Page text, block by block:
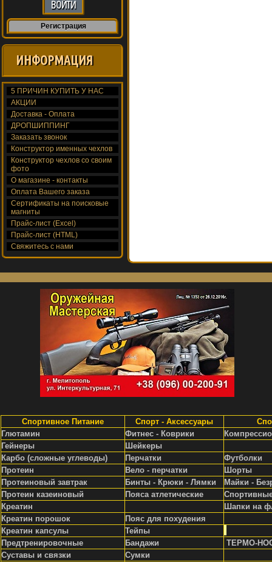
Регистрация
ИНФОРМАЦИЯ
5 ПРИЧИН КУПИТЬ У НАС
АКЦИИ
Доставка - Оплата
ДРОПШИППИНГ
Заказать звонок
Конструктор именных чехлов
Конструктор чехлов со своим
фото
О магазине - контакты
Оплата Вашего заказа
Сертификаты на поисковые
магниты
Прайс-лист (Excel)
Прайс-лист (HTML)
Свяжитесь с нами
Спортивное Питание Спорт - Аксессуары
Глютамин
Фитнес - Коврики
Гейнеры
Шейкеры
Карбо (сложные углеводы)
Перчатки
Футболки
Протеин
Вело - перчатки
Шорты
Протеиновый завтрак
Бинты - Крюки - Лямки
Майки -
Протеин казеиновый
Пояса атлетические
Креатин
Шапки на
Креатин порошок
Пояс для похудения
Креатин капсулы
Тейпы
Предтренировочные
Бандажи
ТЕРМО-
Суставы и связки
Сумки